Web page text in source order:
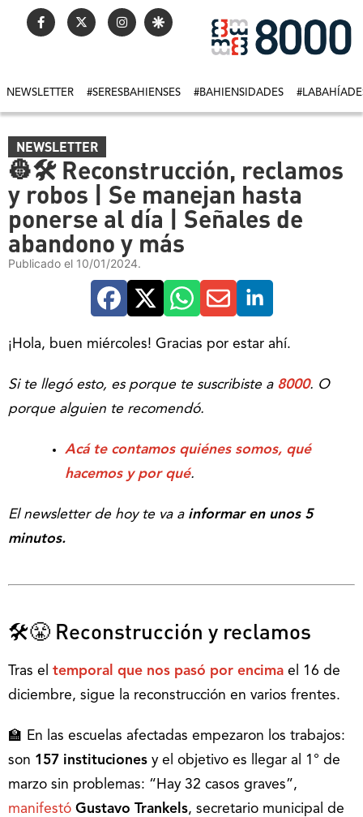
NEWSLETTER #SERESBAHIENSES #BAHIENSIDADES
NEWSLETTER
👷🛠 Reconstrucción, reclamos
y robos | Se manejan hasta
ponerse al día | Señales de
abandono y más
Publicado el 10/01/2024.
¡Hola, buen miércoles! Gracias por estar ahí.
Si te llegó esto, es porque te suscribiste a 8000. O
porque alguien te recomendó.
Acá te contamos quiénes somos, qué
hacemos y por qué.
El newsletter de hoy te va a informar en unos 5
minutos.
🛠😤 Reconstrucción y reclamos
Tras el temporal que nos pasó por encima el 16 de
diciembre, sigue la reconstrucción en varios frentes.
🏫 En las escuelas afectadas empezaron los trabajos:
son 157 instituciones y el objetivo es llegar al 1° de
marzo sin problemas: “Hay 32 casos graves”,
manifestó Gustavo Trankels, secretario municipal de